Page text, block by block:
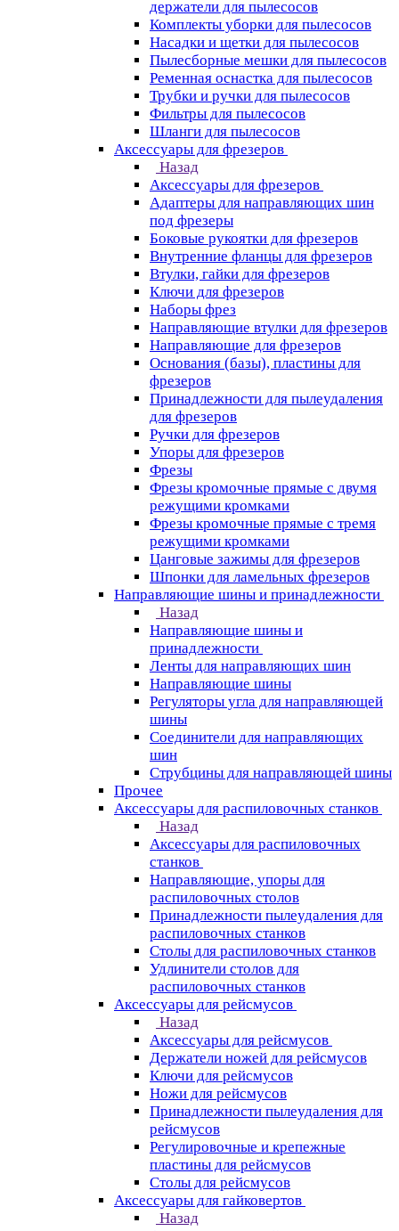
держатели для пылесосов
Комплекты уборки для пылесосов
Насадки и щетки для пылесосов
Пылесборные мешки для пылесосов
Ременная оснастка для пылесосов
Трубки и ручки для пылесосов
Фильтры для пылесосов
Шланги для пылесосов
Аксессуары для фрезеров
Назад
Аксессуары для фрезеров
Адаптеры для направляющих шин
под фрезеры
Боковые рукоятки для фрезеров
Внутренние фланцы для фрезеров
Втулки, гайки для фрезеров
Ключи для фрезеров
Наборы фрез
Направляющие втулки для фрезеров
Направляющие для фрезеров
Основания (базы), пластины для
фрезеров
Принадлежности для пылеудаления
для фрезеров
Ручки для фрезеров
Упоры для фрезеров
Фрезы
Фрезы кромочные прямые с двумя
режущими кромками
Фрезы кромочные прямые с тремя
режущими кромками
Цанговые зажимы для фрезеров
Шпонки для ламельных фрезеров
Направляющие шины и принадлежности
Назад
Направляющие шины и
принадлежности
Ленты для направляющих шин
Направляющие шины
Регуляторы угла для направляющей
шины
Соединители для направляющих
шин
Струбцины для направляющей шины
Прочее
Аксессуары для распиловочных станков
Назад
Аксессуары для распиловочных
станков
Направляющие, упоры для
распиловочных столов
Принадлежности пылеудаления для
распиловочных станков
Столы для распиловочных станков
Удлинители столов для
распиловочных станков
Аксессуары для рейсмусов
Назад
Аксессуары для рейсмусов
Держатели ножей для рейсмусов
Ключи для рейсмусов
Ножи для рейсмусов
Принадлежности пылеудаления для
рейсмусов
Регулировочные и крепежные
пластины для рейсмусов
Столы для рейсмусов
Аксессуары для гайковертов
Назад